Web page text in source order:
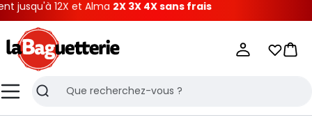
12X et Alma2X 3X 4X sans frais
MenuRecherche
Mes